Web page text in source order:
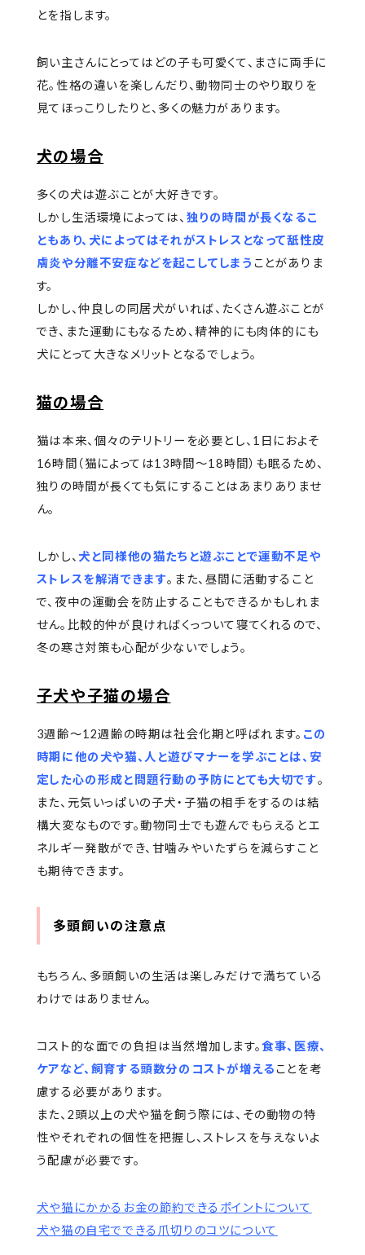
とを指します。
飼い主さんにとってはどの子も可愛くて、まさに両手に
花。性格の違いを楽しんだり、動物同士のやり取りを
見てほっこりしたりと、多くの魅力があります。
犬の場合
多くの犬は遊ぶことが大好きです。
しかし生活環境によっては、 独りの時間が長くなるこ
ともあり、犬によってはそれがストレスとなって舐性皮
膚炎や分離不安症などを起こしてしまう ことがありま
す。
しかし、仲良しの同居犬がいれば、たくさん遊ぶことが
でき、また運動にもなるため、精神的にも肉体的にも
犬にとって大きなメリットとなるでしょう。
猫の場合
猫は本来、個々のテリトリーを必要とし、1日におよそ
16時間（猫によっては13時間～18時間）も眠るため、
独りの時間が長くても気にすることはあまりありませ
ん。
しかし、 犬と同様他の猫たちと遊ぶことで運動不足や
ストレスを解消できます。また、昼間に活動すること
で、夜中の運動会を防止することもできるかもしれま
せん。比較的仲が良ければくっついて寝てくれるので、
冬の寒さ対策も心配が少ないでしょう。
子犬や子猫の場合
3週齢～12週齢の時期は社会化期と呼ばれます。 この
時期に他の犬や猫、人と遊びマナーを学ぶことは、安
定した心の形成と問題行動の予防にとても大切です。
また、元気いっぱいの子犬・子猫の相手をするのは結
構大変なものです。動物同士でも遊んでもらえるとエ
ネルギー発散ができ、甘噛みやいたずらを減らすこと
も期待できます。
多頭飼いの注意点
もちろん、多頭飼いの生活は楽しみだけで満ちている
わけではありません。
コスト的な面での負担は当然増加します。食事、医療、
ケアなど、飼育する頭数分のコストが増えることを考
慮する必要があります。
また、2頭以上の犬や猫を飼う際には、その動物の特
性やそれぞれの個性を把握し、ストレスを与えないよ
う配慮が必要です。
犬や猫にかかるお金の節約できるポイントについて
犬や猫の自宅でできる爪切りのコツについて